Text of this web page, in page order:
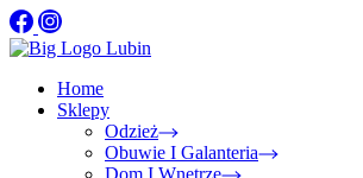
Home
Sklepy
Odzież
Obuwie I Galanteria
Dom I Wnętrze